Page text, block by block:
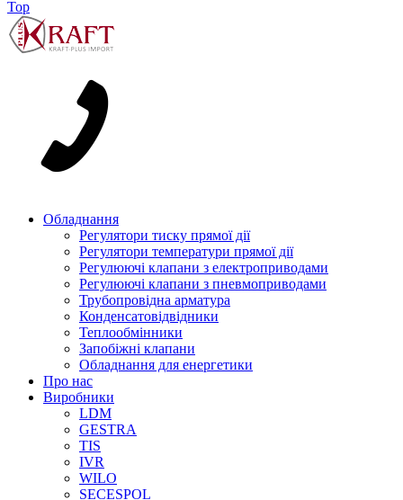
Top
Обладнання
Регулятори тиску прямої дії
Регулятори температури прямої дії
Регулюючі клапани з електроприводами
Регулюючі клапани з пневмоприводами
Трубопровідна арматура
Конденсатовідвідники
Теплообмінники
Запобіжні клапани
Обладнання для енергетики
Про нас
Виробники
LDM
GESTRA
TIS
IVR
WILO
SECESPOL